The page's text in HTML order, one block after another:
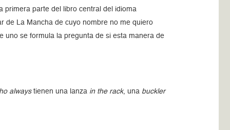
primera parte del libro central del idioma
de La Mancha de cuyo nombre no me quiero
uno se formula la pregunta de si esta manera de
alwaystienen una lanza in the rack, una buckler